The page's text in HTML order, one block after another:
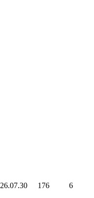
26.07.30 176 6